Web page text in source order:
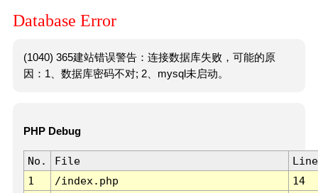
Database Error
(1040) 365建站错误警告：连接数据库失败，可能的原
因：1、数据库密码不对; 2、mysql未启动。
PHP Debug
No. File
Line
1
/index.php 14